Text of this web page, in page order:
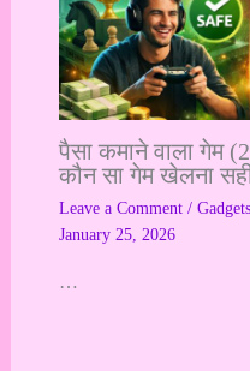
पैसा कमाने वाला गेम
कौन सा गेम खेलना
Leave a Comment /
January 25, 2026
…